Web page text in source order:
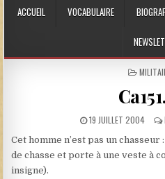
ACCUEIL
VOCABULAIRE
PUBLISHED DATE:
19 JUILLET 2004
Cet homme n’est pas un
de chasse et porte à une veste à
insigne).